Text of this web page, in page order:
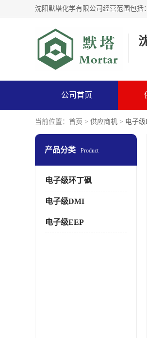
公司首页
当前位置： 首页 > 供应商机 > 电子级
产品分类 Product
电子级环丁砜
电子级DMI
电子级EEP